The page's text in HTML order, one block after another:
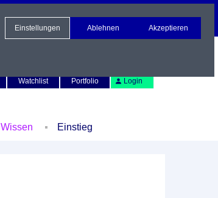
Watchlist Portfolio Login
Wissen Einstieg
Einstellungen Ablehnen Akzeptieren